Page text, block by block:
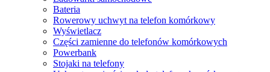
Bateria
Rowerowy uchwyt na telefon komórkowy
Wyświetlacz
Części zamienne do telefonów komórkowych
Powerbank
Stojaki na telefony